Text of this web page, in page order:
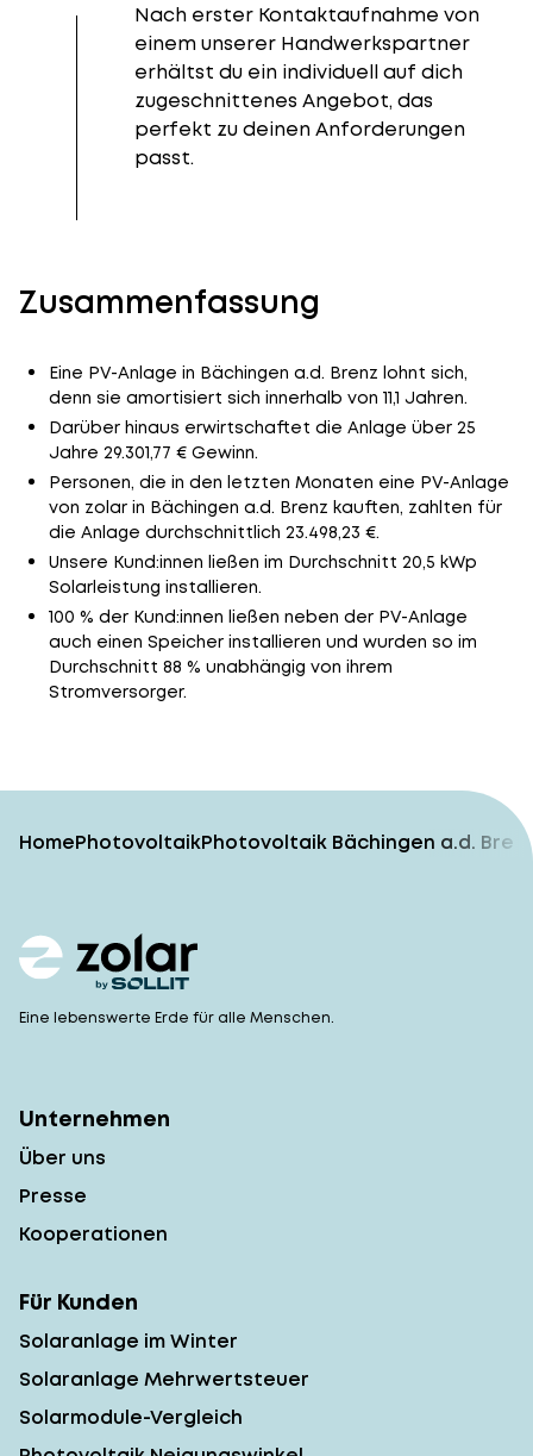
Nach erster Kontaktaufnahme von
einem unserer Handwerkspartner
erhältst du ein individuell auf dich
zugeschnittenes Angebot, das
perfekt zu deinen Anforderungen
passt.
Zusammenfassung
Eine PV-Anlage in Bächingen a.d. Brenz lohnt sich,
denn sie amortisiert sich innerhalb von 11,1 Jahren.
Darüber hinaus erwirtschaftet die Anlage über 25
Jahre 29.301,77 € Gewinn.
Personen, die in den letzten Monaten eine PV-Anlage
von zolar in Bächingen a.d. Brenz kauften, zahlten für
die Anlage durchschnittlich 23.498,23 €.
Unsere Kund:innen ließen im Durchschnitt 20,5 kWp
Solarleistung installieren.
100 % der Kund:innen ließen neben der PV-Anlage
auch einen Speicher installieren und wurden so im
Durchschnitt 88 % unabhängig von ihrem
Stromversorger.
HomePhotovoltaikPhotovoltaik Bächingen a.d.
Eine lebenswerte Erde für alle Menschen.
Unternehmen
Über uns
Presse
Kooperationen
Für Kunden
Solaranlage im Winter
Solaranlage Mehrwertsteuer
Solarmodule-Vergleich